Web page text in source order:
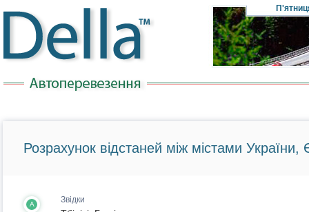
Розрахунок відстаней між містами України,
A Звідки